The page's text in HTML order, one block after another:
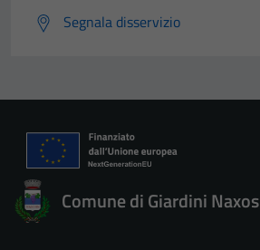
Segnala disservizio
Comune di Giardini Naxos